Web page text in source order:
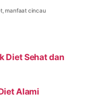
,manfaat cincau
Diet Sehat dan
Alami